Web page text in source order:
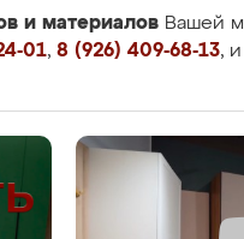
и материалов Вашей
01, 8 (926) 409-68-13,